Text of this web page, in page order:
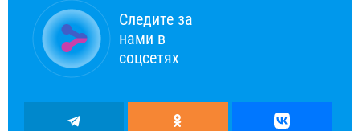
Следите за
нами в
соцсетях